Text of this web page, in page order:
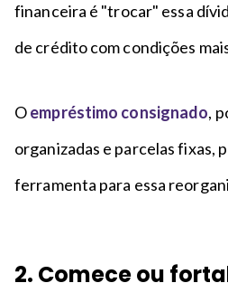
financeira é "trocar" essa
de crédito com condições
Oempréstimo consignado,
organizadas e parcelas fixas,
ferramenta para essa
2. Comece ou